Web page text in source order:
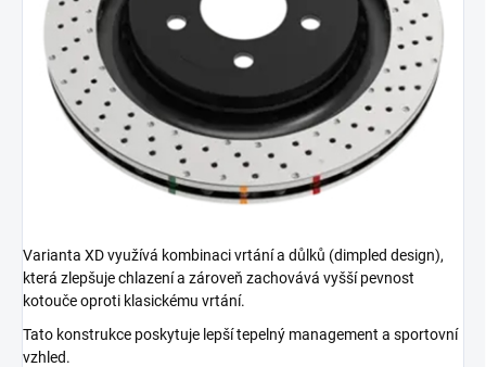
Varianta XD využívá kombinaci vrtání a důlků (dimpled design),
která zlepšuje chlazení a zároveň zachovává vyšší pevnost
kotouče oproti klasickému vrtání.
Tato konstrukce poskytuje lepší tepelný management a sportovní
vzhled.